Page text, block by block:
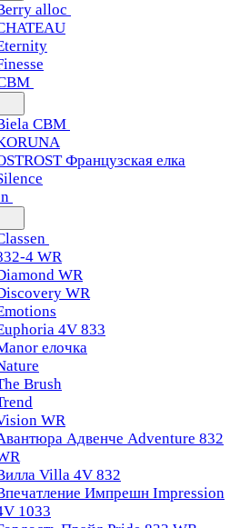
alloc
CBM
Французская елка
4 WR
WR
WR
4V 833
елочка
Brush
WR
Адвенче Adventure 832
Villa 4V 832
Импрешн Impression
1033